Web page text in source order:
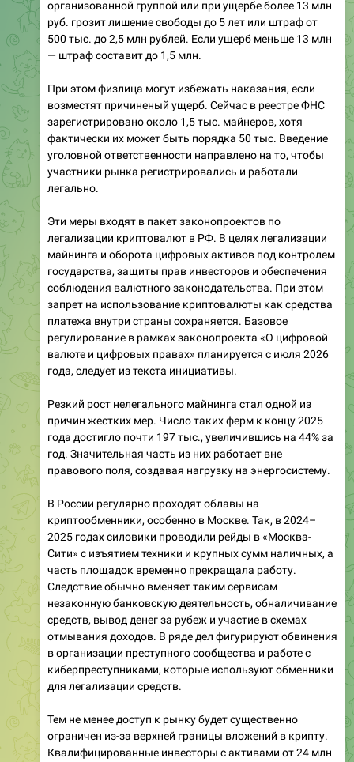
организованной группой или при ущербе более 13 млн
руб. грозит лишение свободы до 5 лет или штраф от
500 тыс. до 2,5 млн рублей. Если ущерб меньше 13 млн
— штраф составит до 1,5 млн.
При этом физлица могут избежать наказания, если
возместят причиненый ущерб. Сейчас в реестре ФНС
зарегистрировано около 1,5 тыс. майнеров, хотя
фактически их может быть порядка 50 тыс. Введение
уголовной ответственности направлено на то, чтобы
участники рынка регистрировались и работали
легально.
Эти меры входят в пакет законопроектов по
легализации криптовалют в РФ. В целях легализации
майнинга и оборота цифровых активов под контролем
государства, защиты прав инвесторов и обеспечения
соблюдения валютного законодательства. При этом
запрет на использование криптовалюты как средства
платежа внутри страны сохраняется. Базовое
регулирование в рамках законопроекта «О цифровой
валюте и цифровых правах» планируется с июля 2026
года, следует из текста инициативы.
Резкий рост нелегального майнинга стал одной из
причин жестких мер. Число таких ферм к концу 2025
года достигло почти 197 тыс., увеличившись на 44% за
год. Значительная часть из них работает вне
правового поля, создавая нагрузку на энергосистему.
В России регулярно проходят облавы на
криптообменники, особенно в Москве. Так, в 2024–
2025 годах силовики проводили рейды в «Москва-
Сити» с изъятием техники и крупных сумм наличных, а
часть площадок временно прекращала работу.
Следствие обычно вменяет таким сервисам
незаконную банковскую деятельность, обналичивание
средств, вывод денег за рубеж и участие в схемах
отмывания доходов. В ряде дел фигурируют обвинения
в организации преступного сообщества и работе с
киберпреступниками, которые используют обменники
для легализации средств.
Тем не менее доступ к рынку будет существенно
ограничен из-за верхней границы вложений в крипту.
Квалифицированные инвесторы с активами от 24 млн